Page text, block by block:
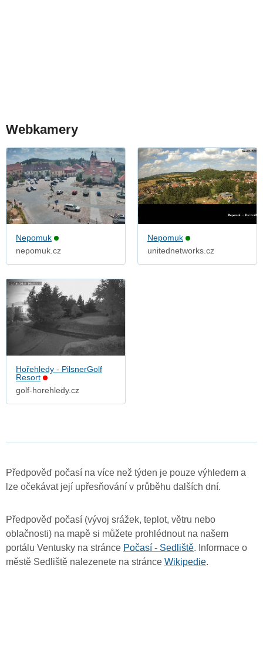
Webkamery
Nepomuk
nepomuk.cz
Nepomuk
unitednetworks.cz
Hořehledy - PilsnerGolf
Resort
golf-horehledy.cz
Předpověď počasí na více než týden je pouze výhledem a
lze očekávat její upřesňování v průběhu dalších dní.
Předpověď počasí (vývoj srážek, teplot, větru nebo
oblačnosti) na mapě si můžete prohlédnout na našem
portálu Ventusky na stránce Počasí - Sedliště. Informace o
městě Sedliště nalezenete na stránce Wikipedie.